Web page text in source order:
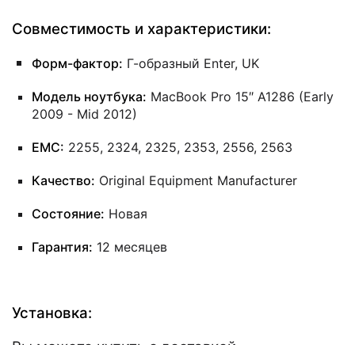
Совместимость и характеристики:
Форм-фактор: Г-образный Enter, UK
Модель ноутбука: MacBook Pro 15″ A1286 (Early
2009 - Mid 2012)
EMC: 2255, 2324, 2325, 2353, 2556, 2563
Качество: Original Equipment Manufacturer
Состояние: Новая
Гарантия: 12 месяцев
Установка: